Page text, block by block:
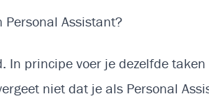
Assistant?
principe voer je dezelfde
niet dat je als Personal